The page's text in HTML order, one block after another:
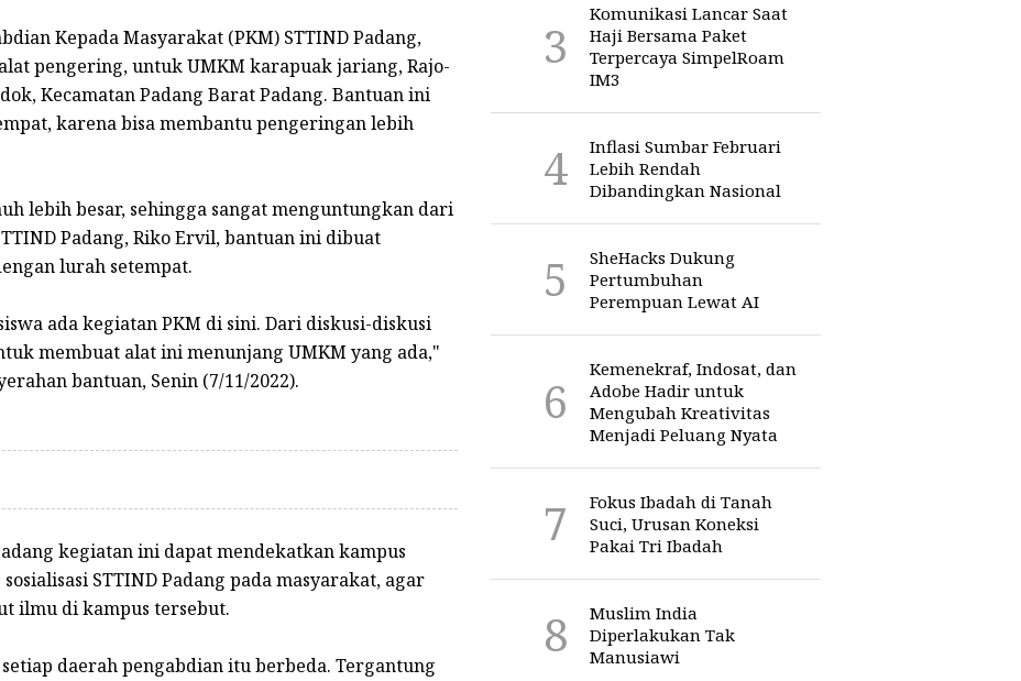
Kepada Masyarakat (PKM) STTIND Padang,
pengering, untuk UMKM karapuak jariang, Rajo-
Kecamatan Padang Barat Padang. Bantuan ini
karena bisa membantu pengeringan lebih
lebih besar, sehingga sangat menguntungkan dari
Padang, Riko Ervil, bantuan ini dibuat
lurah setempat.
ada kegiatan PKM di sini. Dari diskusi-diskusi
membuat alat ini menunjang UMKM yang ada,"
bantuan, Senin (7/11/2022).
kegiatan ini dapat mendekatkan kampus
STTIND Padang pada masyarakat, agar
ilmu di kampus tersebut.
daerah pengabdian itu berbeda. Tergantung
Komunikasi Lancar Saat
Haji Bersama Paket
Terpercaya SimpelRoam
IM3
Inflasi Sumbar Februari
Lebih Rendah
Dibandingkan Nasional
SheHacks Dukung
Pertumbuhan
Perempuan Lewat AI
Kemenekraf, Indosat, dan
Adobe Hadir untuk
Mengubah Kreativitas
Menjadi Peluang Nyata
Fokus Ibadah di Tanah
Suci, Urusan Koneksi
Pakai Tri Ibadah
Muslim India
Diperlakukan Tak
Manusiawi